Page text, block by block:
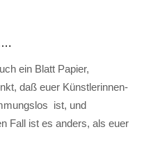
ein Blatt Papier,
daß euer Künstlerinnen-
ist, und
Fall ist es anders, als euer